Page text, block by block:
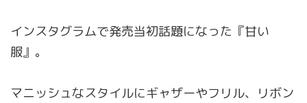
インスタグラムで発売当初話題になった『甘い
服』。
マニッシュなスタイルにギャザーやフリル、リボン